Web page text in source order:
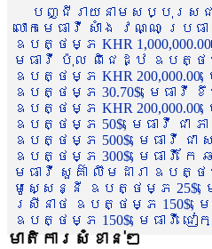
បញ្ជីរាយនាមសប្បុរសជន
លោកមេធាវី សាំង វណ្ណៈ ប្រ
ឧបត្ថម្ភ KHR
មេធាវី ប៉ុល ពិជេដ្ឋ ឧបត្ថម្ភ
ឧបត្ថម្ភ KHR 200,000.00,
ឧបត្ថម្ភ 30.70$, មេធាវី
ឧបត្ថម្ភ KHR
ឧបត្ថម្ភ 50$, មេធាវី ជា
ឧបត្ថម្ភ 500$, មេធាវី ជ
ឧបត្ថម្ភ 300$, មេធាវី ក
មេធាវី សួគ៌ា លឹមដារា ឧបត្ថ
មូសេ្សន្នី ឧបត្ថម្ភ 25$, ម
ស្រីនាថ ឧបត្ថម្ភ 150$, មេ
ឧបត្ថម្ភ 150$, មេធាវី ជ
មាតិការសំខាន់ៗ